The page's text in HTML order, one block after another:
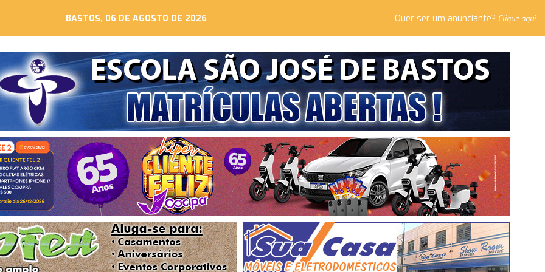
BASTOS, 06 DE AGOSTO DE 2026 Quer ser um anunciante? Clique aqui